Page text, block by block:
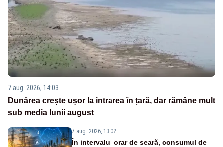
7 aug. 2026, 14:03
Dunărea crește ușor la intrarea în țară, dar rămâne mult
sub media lunii august
7 aug. 2026, 13:02
În intervalul orar de seară, consumul de